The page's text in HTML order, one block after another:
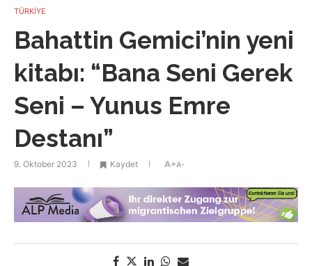
TÜRKİYE
Bahattin Gemici’nin yeni
kitabı: “Bana Seni Gerek
Seni – Yunus Emre
Destanı”
9. Oktober 2023 Kaydet A+A-